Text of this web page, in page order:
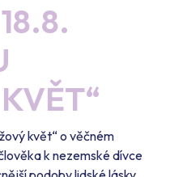
květ“ o věčném
k nezemské dívce